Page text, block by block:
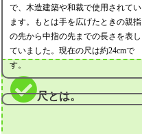
で、木造建築や和裁で使用されてい
ます。もとは手を広げたときの親指
の先から中指の先までの長さを表し
ていました。現在の尺は約24cmで
す。
尺とは。